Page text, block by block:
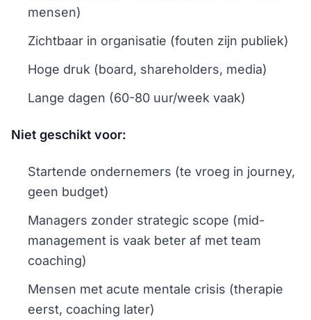
mensen)
Zichtbaar in organisatie (fouten zijn publiek)
Hoge druk (board, shareholders, media)
Lange dagen (60-80 uur/week vaak)
Niet geschikt voor:
Startende ondernemers (te vroeg in journey,
geen budget)
Managers zonder strategic scope (mid-
management is vaak beter af met team
coaching)
Mensen met acute mentale crisis (therapie
eerst, coaching later)